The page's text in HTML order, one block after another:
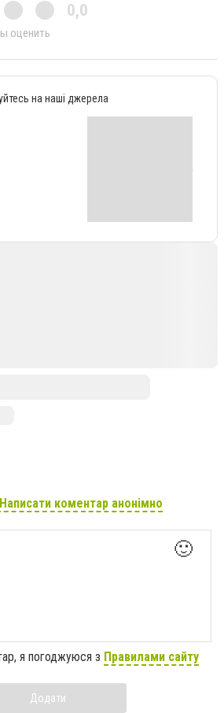
0,0
оценить
на наші джерела
Написати коментар анонімно
🙂
я погоджуюся з Правилами сайту
Додати